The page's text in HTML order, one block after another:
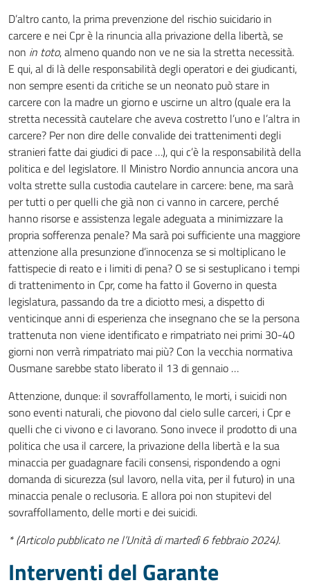
D’altro canto, la prima prevenzione del rischio suicidario in
carcere e nei Cpr è la rinuncia alla privazione della libertà, se
non in toto, almeno quando non ve ne sia la stretta necessità.
E qui, al di là delle responsabilità degli operatori e dei giudicanti,
non sempre esenti da critiche se un neonato può stare in
carcere con la madre un giorno e uscirne un altro (quale era la
stretta necessità cautelare che aveva costretto l’uno e l’altra in
carcere? Per non dire delle convalide dei trattenimenti degli
stranieri fatte dai giudici di pace …), qui c’è la responsabilità della
politica e del legislatore. Il Ministro Nordio annuncia ancora una
volta strette sulla custodia cautelare in carcere: bene, ma sarà
per tutti o per quelli che già non ci vanno in carcere, perché
hanno risorse e assistenza legale adeguata a minimizzare la
propria sofferenza penale? Ma sarà poi sufficiente una maggiore
attenzione alla presunzione d’innocenza se si moltiplicano le
fattispecie di reato e i limiti di pena? O se si sestuplicano i tempi
di trattenimento in Cpr, come ha fatto il Governo in questa
legislatura, passando da tre a diciotto mesi, a dispetto di
venticinque anni di esperienza che insegnano che se la persona
trattenuta non viene identificato e rimpatriato nei primi 30-40
giorni non verrà rimpatriato mai più? Con la vecchia normativa
Ousmane sarebbe stato liberato il 13 di gennaio …
Attenzione, dunque: il sovraffollamento, le morti, i suicidi non
sono eventi naturali, che piovono dal cielo sulle carceri, i Cpr e
quelli che ci vivono e ci lavorano. Sono invece il prodotto di una
politica che usa il carcere, la privazione della libertà e la sua
minaccia per guadagnare facili consensi, rispondendo a ogni
domanda di sicurezza (sul lavoro, nella vita, per il futuro) in una
minaccia penale o reclusoria. E allora poi non stupitevi del
sovraffollamento, delle morti e dei suicidi.
* (Articolo pubblicato ne l’Unità di martedì 6 febbraio 2024).
Interventi del Garante